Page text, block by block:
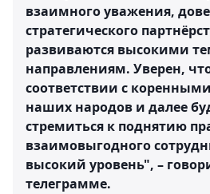
взаимного уважения,
стратегического
развиваются высокими
направлениям. Уверен,
соответствии с
наших народов и далее
стремиться к поднятию
взаимовыгодного
высокий уровень", –
телеграмме.